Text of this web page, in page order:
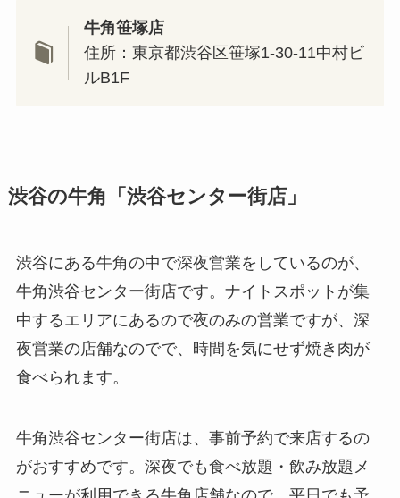
牛角笹塚店
住所：東京都渋谷区笹塚1-30-11中村ビ
ルB1F
渋谷の牛角「渋谷センター街店」
渋谷にある牛角の中で深夜営業をしているのが、
牛角渋谷センター街店です。ナイトスポットが集
中するエリアにあるので夜のみの営業ですが、深
夜営業の店舗なのでで、時間を気にせず焼き肉が
食べられます。
牛角渋谷センター街店は、事前予約で来店するの
がおすすめです。深夜でも食べ放題・飲み放題メ